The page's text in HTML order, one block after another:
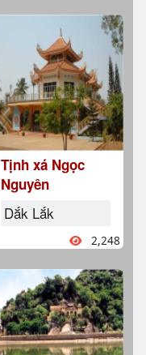
Tịnh xá Ngọc
Nguyên
Dắk Lắk
2,248